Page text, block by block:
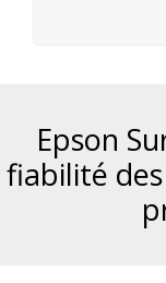
Epson
fiabilité